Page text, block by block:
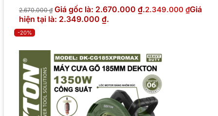
2.670.000₫ Giá gốc là: 2.670.000 ₫.2.349.000 ₫Giá
hiện tại là: 2.349.000 ₫.
-20%